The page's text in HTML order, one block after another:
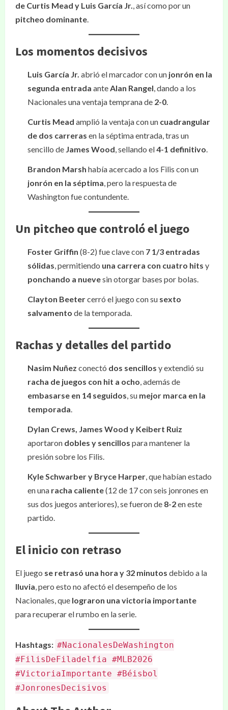
de Curtis Mead y Luis García Jr., así como por un
pitcheo dominante.
Los momentos decisivos
Luis García Jr. abrió el marcador con un jonrón en la
segunda entrada anteAlan Rangel, dando a los
Nacionales una ventaja temprana de 2-0.
Curtis Mead amplió la ventaja con un cuadrangular
de dos carreras en la séptima entrada, tras un
sencillo de James Wood, sellando el4-1 definitivo.
Brandon Marsh había acercado a los Filis con un
jonrón en la séptima, pero la respuesta de
Washington fue contundente.
Un pitcheo que controló el juego
Foster Griffin (8-2) fue clave con 7 1/3 entradas
sólidas, permitiendo una carrera con cuatro hits y
ponchando a nuevesin otorgar bases por bolas.
Clayton Beetercerró el juego con su sexto
salvamento de la temporada.
Rachas y detalles del partido
Nasim Nuñez conectó dos sencillos y extendió su
racha de juegos con hit a ocho, además de
embasarse en 14 seguidos, su mejor marca en la
temporada.
Dylan Crews, James Wood y Keibert Ruiz
aportaron dobles y sencillos para mantener la
presión sobre los Filis.
Kyle Schwarber y Bryce Harper, que habían estado
en una racha caliente(12 de 17 con seis jonrones en
sus dos juegos anteriores), se fueron de 8-2en este
partido.
El inicio con retraso
El juego se retrasó una hora y 32 minutos debido a la
lluvia, pero esto no afectó el desempeño de los
Nacionales, que lograron una victoria importante
para recuperar el rumbo en la serie.
Hashtags: #NacionalesDeWashington
#FilisDeFiladelfia #MLB2026
#VictoriaImportante #Béisbol
#JonronesDecisivos